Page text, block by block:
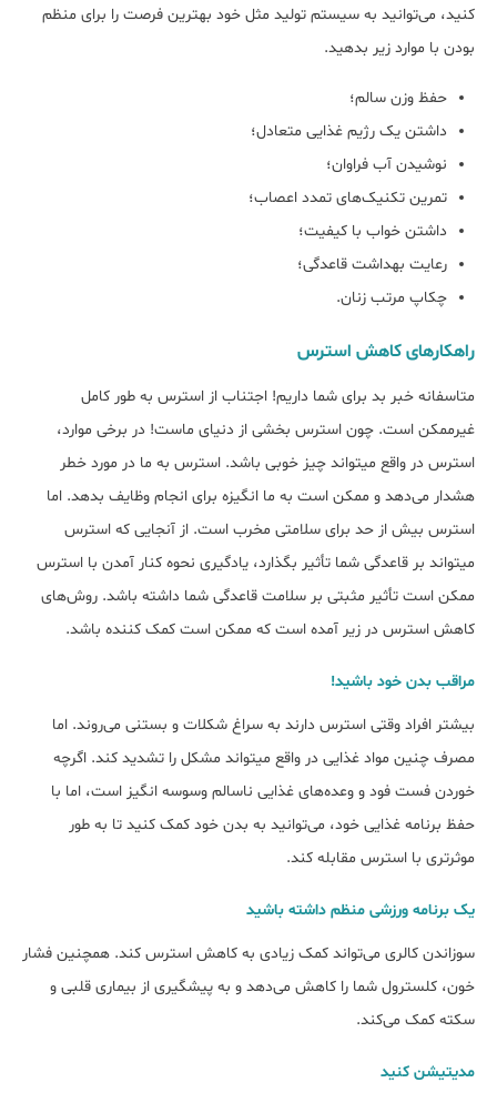
کنید، می‌توانید به سیستم تولید مثل خود بهترین فرصت را برای منظم
بودن با موارد زیر بدهید.
حفظ وزن سالم؛
داشتن یک رژیم غذایی متعادل؛
نوشیدن آب فراوان؛
تمرین تکنیک‎‌های تمدد اعصاب؛
داشتن خواب با کیفیت؛
رعایت بهداشت قاعدگی؛
چکاپ مرتب زنان.
راهکار‌های کاهش استرس
متاسفانه خبر بد برای شما داریم! اجتناب از استرس به طور کامل
غیرممکن است. چون استرس بخشی از دنیای ماست! در برخی موارد،
استرس در واقع می‎تواند چیز خوبی باشد. استرس به ما در مورد خطر
هشدار می‌دهد و ممکن است به ما انگیزه برای انجام وظایف بدهد. اما
استرس بیش از حد برای سلامتی مخرب است. از آنجایی که استرس
می‎تواند بر قاعدگی شما تأثیر بگذارد، یادگیری نحوه کنار آمدن با استرس
ممکن است تأثیر مثبتی بر سلامت قاعدگی شما داشته باشد. روش‌های
کاهش استرس در زیر آمده است که ممکن است کمک کننده باشد.
مراقب بدن خود باشید!
بیش‎تر افراد وقتی استرس دارند به سراغ شکلات و بستنی می‎‌روند. اما
مصرف چنین مواد غذایی در واقع می‎تواند مشکل را تشدید کند. اگرچه
خوردن فست فود و وعده‌های غذایی ناسالم وسوسه انگیز است، اما با
حفظ برنامه غذایی خود، می‌توانید به بدن خود کمک کنید تا به طور
موثرتری با استرس مقابله کند.
یک برنامه ورزشی منظم داشته باشید
سوزاندن کالری می‌تواند کمک زیادی به کاهش استرس کند. همچنین فشار
خون، کلسترول شما را کاهش می‌دهد و به پیشگیری از بیماری قلبی و
سکته کمک می‌کند.
مدیتیشن کنید